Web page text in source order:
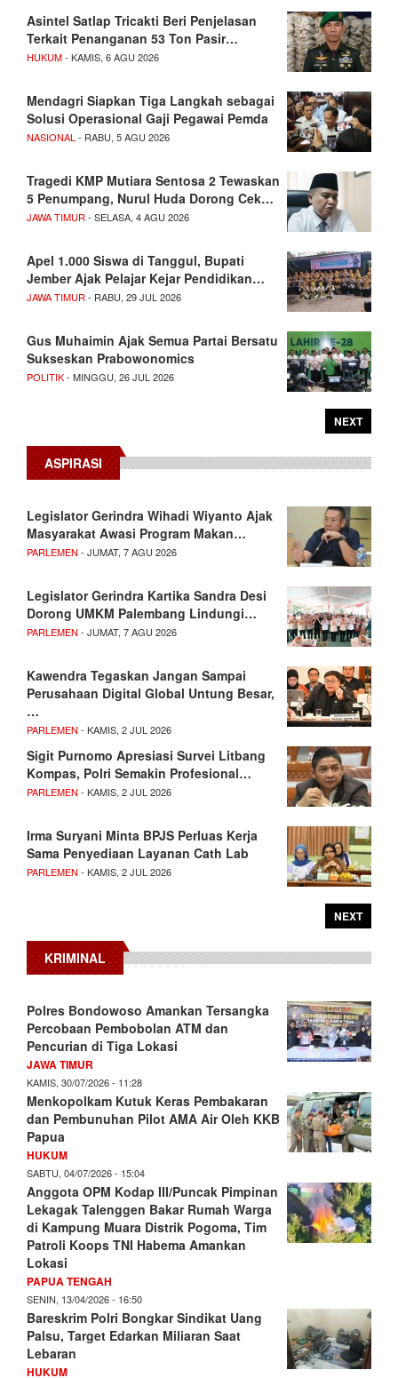
Asintel Satlap Tricakti Beri Penjelasan
Terkait Penanganan 53 Ton Pasir…
HUKUM- KAMIS, 6 AGU 2026
Mendagri Siapkan Tiga Langkah sebagai
Solusi Operasional Gaji Pegawai Pemda
NASIONAL - RABU, 5 AGU 2026
Tragedi KMP Mutiara Sentosa 2 Tewaskan
5 Penumpang, Nurul Huda Dorong Cek…
JAWA TIMUR - SELASA, 4 AGU 2026
Apel 1.000 Siswa di Tanggul, Bupati
Jember Ajak Pelajar Kejar Pendidikan…
JAWA TIMUR - RABU, 29 JUL 2026
Gus Muhaimin Ajak Semua Partai Bersatu
Sukseskan Prabowonomics
POLITIK- MINGGU, 26 JUL 2026
NEXT
ASPIRASI
Legislator Gerindra Wihadi Wiyanto Ajak
Masyarakat Awasi Program Makan…
PARLEMEN - JUMAT, 7 AGU 2026
Legislator Gerindra Kartika Sandra Desi
Dorong UMKM Palembang Lindungi…
PARLEMEN - JUMAT, 7 AGU 2026
Kawendra Tegaskan Jangan Sampai
Perusahaan Digital Global Untung Besar,
…
PARLEMEN - KAMIS, 2 JUL 2026
Sigit Purnomo Apresiasi Survei Litbang
Kompas, Polri Semakin Profesional…
PARLEMEN - KAMIS, 2 JUL 2026
Irma Suryani Minta BPJS Perluas Kerja
Sama Penyediaan Layanan Cath Lab
PARLEMEN - KAMIS, 2 JUL 2026
NEXT
KRIMINAL
Polres Bondowoso Amankan Tersangka
Percobaan Pembobolan ATM dan
Pencurian di Tiga Lokasi
JAWA TIMUR
KAMIS, 30/07/2026 - 11:28
Menkopolkam Kutuk Keras Pembakaran
dan Pembunuhan Pilot AMA Air Oleh KKB
Papua
HUKUM
SABTU, 04/07/2026 - 15:04
Anggota OPM Kodap III/Puncak Pimpinan
Lekagak Talenggen Bakar Rumah Warga
di Kampung Muara Distrik Pogoma, Tim
Patroli Koops TNI Habema Amankan
Lokasi
PAPUA TENGAH
SENIN, 13/04/2026 - 16:50
Bareskrim Polri Bongkar Sindikat Uang
Palsu, Target Edarkan Miliaran Saat
Lebaran
HUKUM